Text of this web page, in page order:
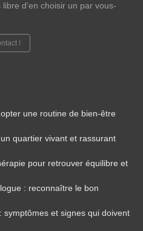
d’en choisir un par vous-
!
une routine de bien-être
quartier vivant et rassurant
pour retrouver équilibre et
: reconnaître le bon
et signes qui doivent